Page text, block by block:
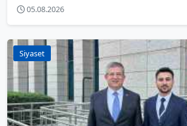
05.08.2026
Siyaset